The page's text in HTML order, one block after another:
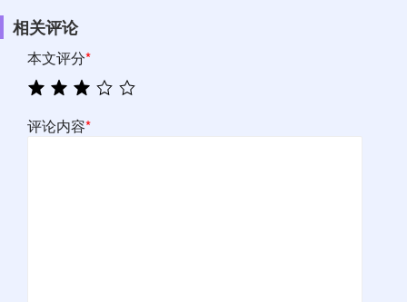
相关评论
本文评分*
评论内容*